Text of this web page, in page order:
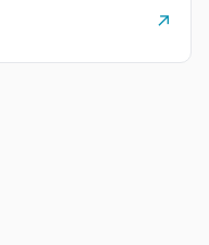
↗